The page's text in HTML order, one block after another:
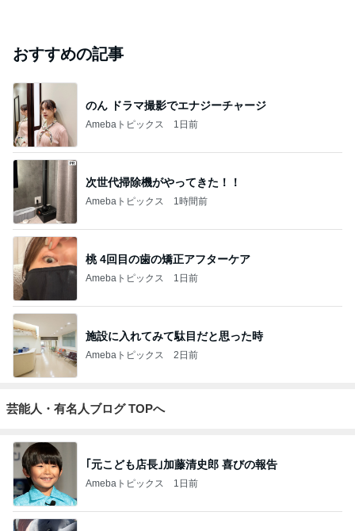
おすすめの記事
のん ドラマ撮影でエナジーチャージ
Amebaトピックス 1日前
次世代掃除機がやってきた！！
Amebaトピックス 1時間前
桃 4回目の歯の矯正アフターケア
Amebaトピックス 1日前
施設に入れてみて駄目だと思った時
Amebaトピックス 2日前
芸能人・有名人ブログ TOPへ
｢元こども店長｣加藤清史郎 喜びの報告
Amebaトピックス 1日前